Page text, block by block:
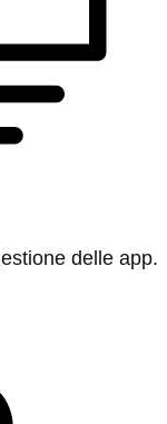
delle app.